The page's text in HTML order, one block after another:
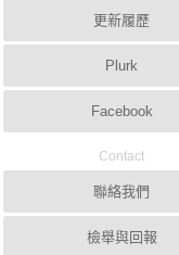
更新履歷
Plurk
Facebook
Contact
聯絡我們
檢舉與回報